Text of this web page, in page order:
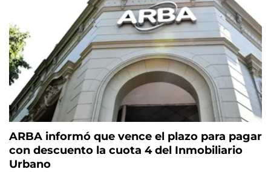
ARBA informó que vence el plazo para pagar
con descuento la cuota 4 del Inmobiliario
Urbano